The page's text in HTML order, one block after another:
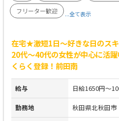
フリーター歓迎
...全て表示
在宅★激短1日～好きな日のス
20代～40代の女性が中心に活
くらく登録！前田南
給与 日給1650円～
勤務地 秋田県北秋田市